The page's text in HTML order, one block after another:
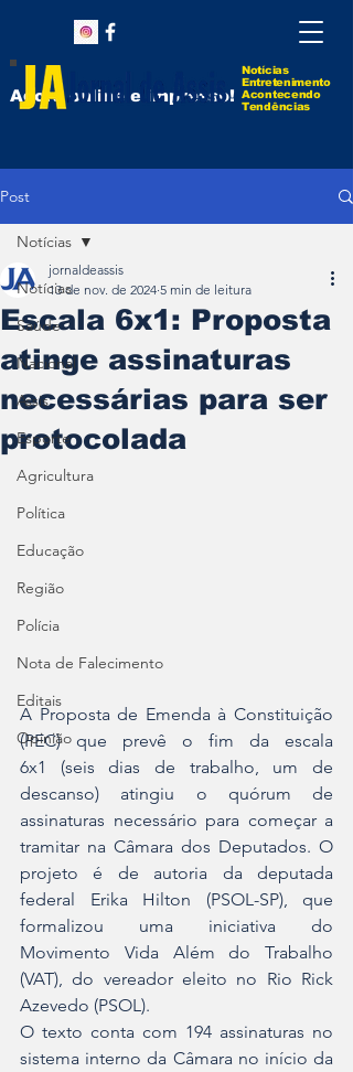
Notícias
Entretenimento
Acontecendo
Tendências
Agora online e impresso!
Post
Notícias
Saúde
Nacional
Assis
Esporte
Agricultura
Política
Educação
Região
Polícia
Nota de Falecimento
Editais
Opinião
Notícias
Escala 6x1: Proposta
atinge assinaturas
necessárias para ser
protocolada
jornaldeassis
13 de nov. de 2024 5 min de leitura
A Proposta de Emenda à Constituição
(PEC) que prevê o fim da escala
6x1
(seis dias de trabalho, um de
descanso) atingiu o quórum de
assinaturas necessário para começar a
tramitar na Câmara dos Deputados. O
projeto é de autoria da deputada
federal Erika Hilton (PSOL-SP), que
formalizou uma iniciativa do
Movimento Vida Além do Trabalho
(VAT), do vereador eleito no Rio Rick
Azevedo (PSOL).
O texto conta com 194 assinaturas no
sistema interno da Câmara no início da